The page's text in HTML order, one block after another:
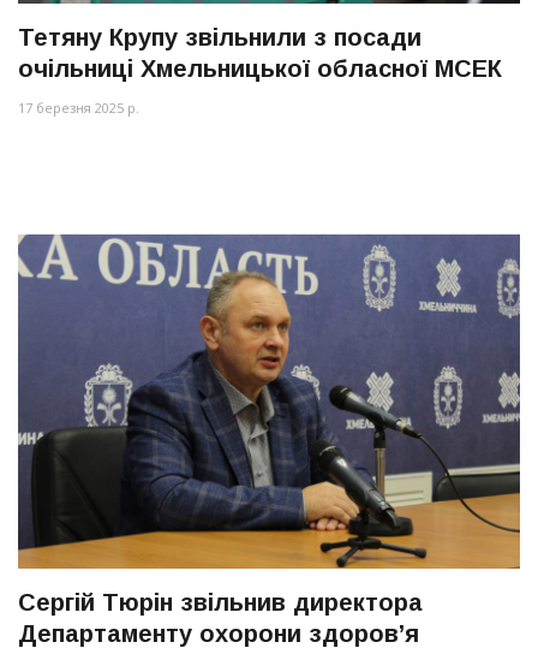
Тетяну Крупу звільнили з посади
очільниці Хмельницької обласної МСЕК
17 березня 2025 р.
Сергій Тюрін звільнив директора
Департаменту охорони здоров’я